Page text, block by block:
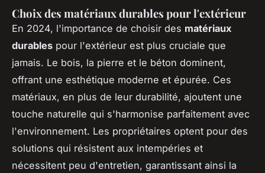
Choix des matériaux durables pour l'extérieur
En 2024, l'importance de choisir des matériaux
durables pour l'extérieur est plus cruciale que
jamais. Le bois, la pierre et le béton dominent,
offrant une esthétique moderne et épurée. Ces
matériaux, en plus de leur durabilité, ajoutent une
touche naturelle qui s'harmonise parfaitement avec
l'environnement. Les propriétaires optent pour des
solutions qui résistent aux intempéries et
nécessitent peu d'entretien, garantissant ainsi la